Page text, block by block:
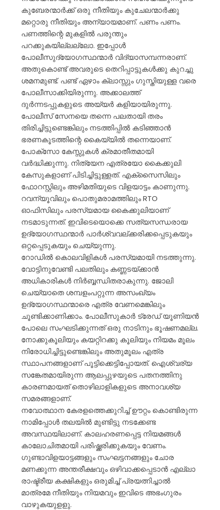
കുബേരന്മാർക്ക് ഒരു നീതിയും കുചേലന്മാർക്കു
മറ്റൊരു നീതിയും അന്യായമാണ്. പണം പണം.
പണത്തിന്റെ മുകളിൽ പരുന്തും
പറക്കുകയില്ലല്ലോ. ഇപ്പോൾ
പോലീസുദ്യോഗസ്ഥന്മാർ വിദ്യാസമ്പന്നരാണ്.
അതുകൊണ്ട് അവരുടെ തെറിപ്പാട്ടുകൾക്കു കുറച്ചു
ശമനമുണ്ട്. പണ്ട് ഏഴാം ക്ലാസ്സും ഗുസ്തിയുള്ള വരെ
പോലീസാക്കിയിരുന്നു. അക്കാലത്ത്
ദുർന്നടപ്പുകളുടെ അയ്യർ കളിയായിരുന്നു.
പോലീസ് സേനയെ തന്നെ പലതായി തരം
തിരിച്ചിട്ടുണ്ടെങ്കിലും നടത്തിപ്പിൽ കടിഞ്ഞാൻ
ഭരണകൂടത്തിന്റെ കൈയ്യിൽ തന്നെയാണ്.
പോക്സോ കേസ്സുകൾ ക്രമാതീതമായി
വർദ്ധിക്കുന്നു. നിത്യേന എത്രയോ കൈക്കുലി
കേസുകളാണ് പിടിച്ചിട്ടുള്ളത്. എക്സൈസിലും
ഫോറസ്റ്റിലും അഴിമതിയുടെ വിളയാട്ടം കാണുന്നു.
റവന്യൂവിലും പൊതുമരാമത്തിലും RTO
ഓഫിസിലും പരസ്യമായ കൈക്കുലിയാണ്
നടമാടുന്നത്. ഇവിടെയൊക്കെ സത്യസന്ധരായ
ഉദ്യോഗസ്ഥന്മാർ പാർശ്വവല്ക്കരിക്കപ്പെടുകയും
ഒറ്റപ്പെടുകയും ചെയ്യുന്നു.
റോഡിൽ കൊലവിളികൾ പരസ്യമായി നടത്തുന്നു.
വോട്ടിനുവേണ്ടി പലതിലും കണ്ണടയ്ക്കാൻ
അധികാരികൾ നിർബ്ബന്ധിതരാകുന്നു. ജോലി
ചെയ്യാതെ ശമ്പളംപറ്റുന്ന അസംഖ്യം
ഉദ്യോഗസ്ഥന്മാരെ എത്ര വേണമെങ്കിലും
ചൂണ്ടിക്കാണിക്കാം. പോലീസുകാർ ട്രേഡ് യൂണിയൻ
പോലെ സംഘടിക്കുന്നത് ഒരു നാടിനും ഭൂഷണമല്ല.
നോക്കുകൂലിയും കയറ്റിറക്കു കൂലിയും നിയമം മൂലം
നിരോധിച്ചിട്ടുണ്ടെങ്കിലും അതുമൂലം എത്ര
സ്ഥാപനങ്ങളാണ് പൂട്ടിക്കെട്ടിപ്പോയത്. ഐശ്വര്യ
സങ്കേതമായിരുന്ന ആലപ്പുഴയുടെ പതനത്തിനു
കാരണമായത് തൊഴിലാളികളുടെ അനാവശ്യ
സമരങ്ങളാണ്.
നവോത്ഥാന കേരളത്തെക്കുറിച്ച് ഊറ്റം കൊണ്ടിരുന്ന
നാമിപ്പോൾ തലയിൽ മുണ്ടിട്ടു നടക്കേണ്ട
അവസ്ഥയിലാണ്. കാലഹരണപ്പെട്ട നിയമങ്ങൾ
കാലോചിതമായി പരിഷ്ക്കരിക്കുകയും വേണം.
ഗുണ്ടാവിളയാട്ടങ്ങളും സംഘട്ടനങ്ങളും ചോര
മണക്കുന്ന അന്തരീക്ഷവും ഒഴിവാക്കപ്പെടാൻ എല്ലാ
രാഷ്ട്രീയ കക്ഷികളും ഒരുമിച്ച് പ്രയത്നിച്ചാൽ
മാത്രമേ നീതിയും നിയമവും ഇവിടെ അഭംഗുരം
വാഴുകയുളളു.